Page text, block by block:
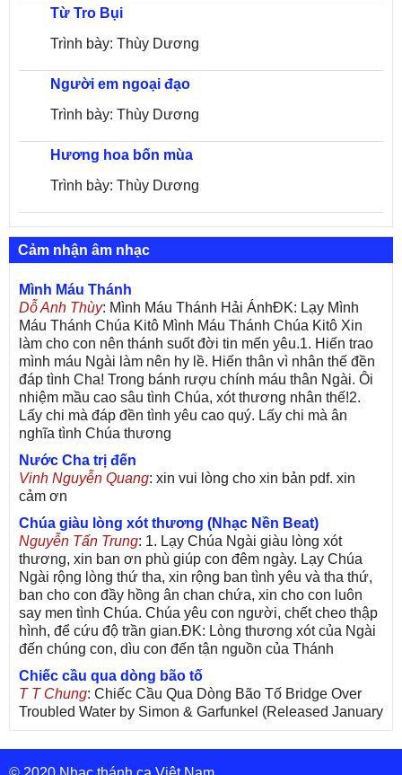
Từ Tro Bụi
Trình bày: Thùy Dương
Người em ngoại đạo
Trình bày: Thùy Dương
Hương hoa bốn mùa
Trình bày: Thùy Dương
Cảm nhận âm nhạc
Mình Máu Thánh
Dỗ Anh Thùy: Mình Máu Thánh Hải ÁnhĐK: Lạy Mình
Máu Thánh Chúa Kitô Mình Máu Thánh Chúa Kitô Xin
làm cho con nên thánh suốt đời tin mến yêu.1. Hiến trao
mình máu Ngài làm nên hy lề. Hiến thân vì nhân thế đền
đáp tình Cha! Trong bánh rượu chính máu thân Ngài. Ôi
nhiệm mầu cao sâu tình Chúa, xót thương nhân thế!2.
Lấy chi mà đáp đền tình yêu cao quý. Lấy chi mà ân
nghĩa tình Chúa thương
Nước Cha trị đến
Vinh Nguyễn Quang: xin vui lòng cho xin bản pdf. xin
cảm ơn
Chúa giàu lòng xót thương (Nhạc Nền Beat)
Nguyễn Tấn Trung: 1. Lạy Chúa Ngài giàu lòng xót
thương, xin ban ơn phù giúp con đêm ngày. Lạy Chúa
Ngài rộng lòng thứ tha, xin rộng ban tình yêu và tha thứ,
ban cho con đầy hồng ân chan chứa, xin cho con luôn
say men tình Chúa. Chúa yêu con người, chết cheo thập
hình, để cứu độ trần gian.ĐK: Lòng thương xót của Ngài
đến chúng con, dìu con đến tận nguồn của Thánh
Chiếc cầu qua dòng bão tố
T T Chung: Chiếc Cầu Qua Dòng Bão Tố Bridge Over
Troubled Water by Simon & Garfunkel (Released January
26, 1970) Lời Việt: Nhạc Sĩ Vũ Đức Nghiêm Trình Bày:
Chung Tử Lưu